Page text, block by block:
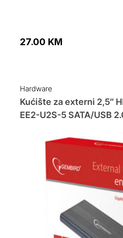
27.00 KM
Hardware
Kućište za externi 2,5″
EE2-U2S-5 SATA/USB